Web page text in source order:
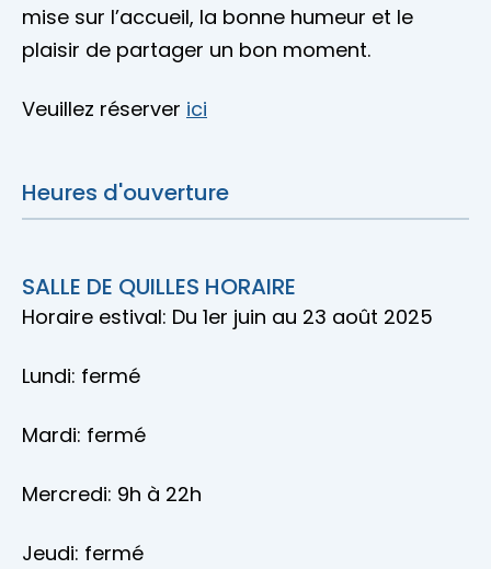
mise sur l’accueil, la bonne humeur et le
plaisir de partager un bon moment.
Veuillez réserver ici
Heures d'ouverture
SALLE DE QUILLES HORAIRE
Horaire estival: Du 1er juin au 23 août 2025
Lundi: fermé
Mardi: fermé
Mercredi: 9h à 22h
Jeudi: fermé